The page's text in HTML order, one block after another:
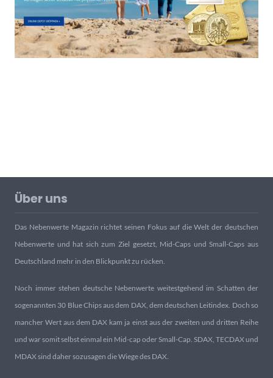
Über uns
Das Nebenwerte Magazin richtet seinen Fokus auf die Welt der deutschen
Nebenwerte und hat sich zum Ziel gesetzt, Mid-Caps und Small-Caps aus
Deutschland mehr in den Blickpunkt zu rücken.
Noch immer stehen deutsche Nebenwerte weitestgehend im Schatten der
sogenannten 30 Blue Chips aus dem DAX, dem deutschen Leitindex. Doch so
mancher Wert aus dem DAX kam ja einst aus der zweiten und dritten Reihe
und war somit selbst einmal ein Mid-cap oder Small-Cap. SDAX, TECDAX und
MDAX sind daher sozusagen die Wiege des DAX.